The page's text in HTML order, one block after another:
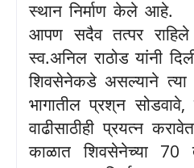
स्थान निर्माण केले आहे.
आपण सदैव तत्पर राहिले
स्व.अनिल राठोड यांनी
शिवसेनेकडे असल्याने त्या
भागातील प्रश्न सोडवावे,
वाढीसाठीही प्रयत्न करावेत
काळात शिवसेनेच्या70